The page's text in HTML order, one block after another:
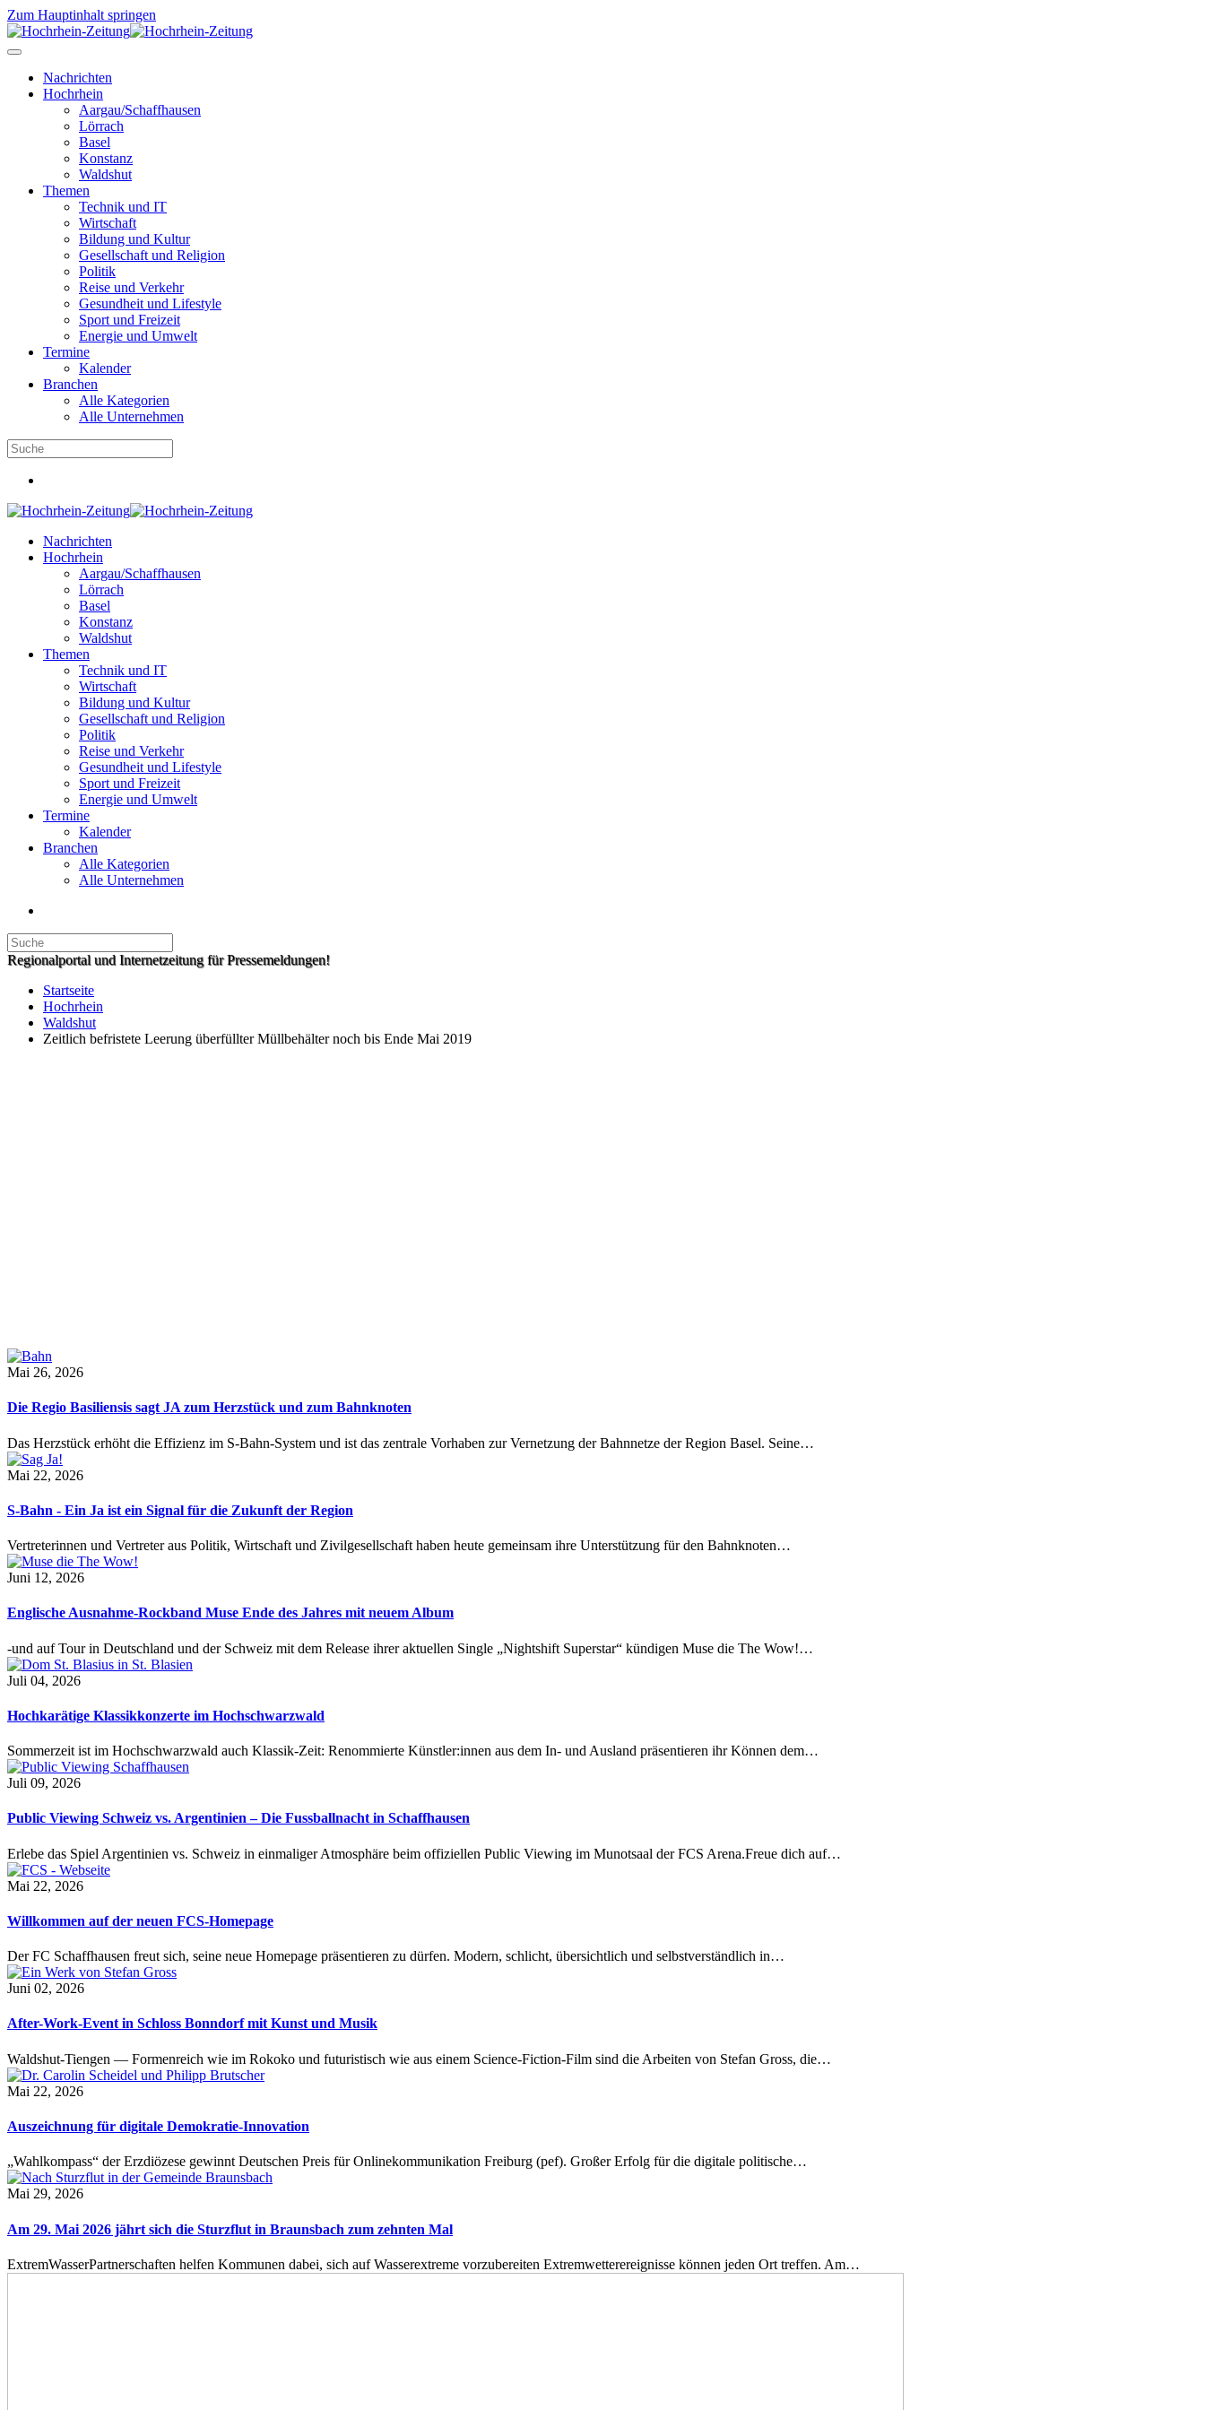
Zum Hauptinhalt springen
Nachrichten
Hochrhein
Aargau/Schaffhausen
Lörrach
Basel
Konstanz
Waldshut
Themen
Technik und IT
Wirtschaft
Bildung und Kultur
Gesellschaft und Religion
Politik
Reise und Verkehr
Gesundheit und Lifestyle
Sport und Freizeit
Energie und Umwelt
Termine
Kalender
Branchen
Alle Kategorien
Alle Unternehmen
Nachrichten
Hochrhein
Aargau/Schaffhausen
Lörrach
Basel
Konstanz
Waldshut
Themen
Technik und IT
Wirtschaft
Bildung und Kultur
Gesellschaft und Religion
Politik
Reise und Verkehr
Gesundheit und Lifestyle
Sport und Freizeit
Energie und Umwelt
Termine
Kalender
Branchen
Alle Kategorien
Alle Unternehmen
Regionalportal und Internetzeitung für Pressemeldungen!
Startseite
Hochrhein
Waldshut
Zeitlich befristete Leerung überfüllter Müllbehälter noch bis Ende Mai 2019
Mai 26, 2026
Die Regio Basiliensis sagt JA zum Herzstück und zum Bahnknoten
Das Herzstück erhöht die Effizienz im S-Bahn-System und ist das zentrale Vorhaben zur Vernetzung der Bahnnetze der Region Basel. Seine…
Mai 22, 2026
S-Bahn - Ein Ja ist ein Signal für die Zukunft der Region
Vertreterinnen und Vertreter aus Politik, Wirtschaft und Zivilgesellschaft haben heute gemeinsam ihre Unterstützung für den Bahnknoten…
Juni 12, 2026
Englische Ausnahme-Rockband Muse Ende des Jahres mit neuem Album
-und auf Tour in Deutschland und der Schweiz mit dem Release ihrer aktuellen Single „Nightshift Superstar“ kündigen Muse die The Wow!…
Juli 04, 2026
Hochkarätige Klassikkonzerte im Hochschwarzwald
Sommerzeit ist im Hochschwarzwald auch Klassik-Zeit: Renommierte Künstler:innen aus dem In- und Ausland präsentieren ihr Können dem…
Juli 09, 2026
Public Viewing Schweiz vs. Argentinien – Die Fussballnacht in Schaffhausen
Erlebe das Spiel Argentinien vs. Schweiz in einmaliger Atmosphäre beim offiziellen Public Viewing im Munotsaal der FCS Arena.Freue dich auf…
Mai 22, 2026
Willkommen auf der neuen FCS-Homepage
Der FC Schaffhausen freut sich, seine neue Homepage präsentieren zu dürfen. Modern, schlicht, übersichtlich und selbstverständlich in…
Juni 02, 2026
After-Work-Event in Schloss Bonndorf mit Kunst und Musik
Waldshut-Tiengen — Formenreich wie im Rokoko und futuristisch wie aus einem Science-Fiction-Film sind die Arbeiten von Stefan Gross, die…
Mai 22, 2026
Auszeichnung für digitale Demokratie-Innovation
„Wahlkompass“ der Erzdiözese gewinnt Deutschen Preis für Onlinekommunikation Freiburg (pef). Großer Erfolg für die digitale politische…
Mai 29, 2026
Am 29. Mai 2026 jährt sich die Sturzflut in Braunsbach zum zehnten Mal
ExtremWasserPartnerschaften helfen Kommunen dabei, sich auf Wasserextreme vorzubereiten Extremwetterereignisse können jeden Ort treffen. Am…